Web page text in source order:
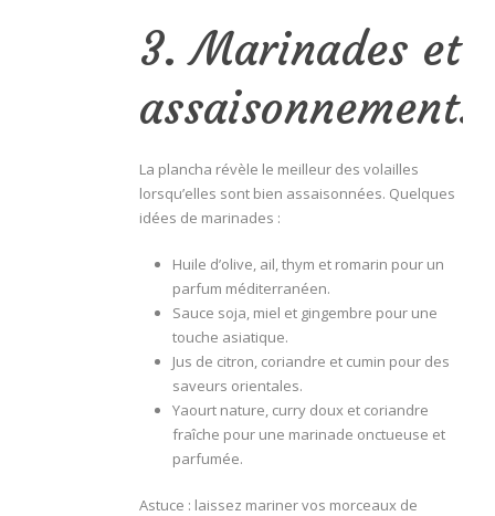
3. Marinades et
assaisonnements
La plancha révèle le meilleur des volailles
lorsqu’elles sont bien assaisonnées. Quelques
idées de marinades :
Huile d’olive, ail, thym et romarin pour un
parfum méditerranéen.
Sauce soja, miel et gingembre pour une
touche asiatique.
Jus de citron, coriandre et cumin pour des
saveurs orientales.
Yaourt nature, curry doux et coriandre
fraîche pour une marinade onctueuse et
parfumée.
Astuce : laissez mariner vos morceaux de